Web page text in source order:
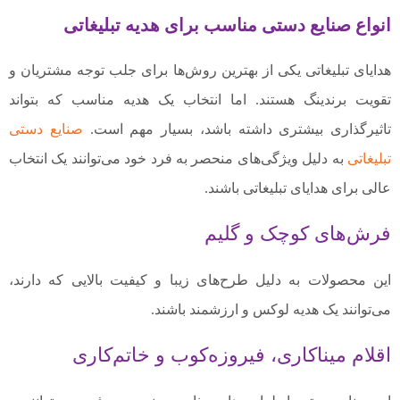
انواع صنایع دستی مناسب برای هدیه تبلیغاتی
هدایای تبلیغاتی یکی از بهترین روش‌ها برای جلب توجه مشتریان و
تقویت برندینگ هستند. اما انتخاب یک هدیه مناسب که بتواند
تاثیرگذاری بیشتری داشته باشد، بسیار مهم است. صنایع دستی
تبلیغاتی به دلیل ویژگی‌های منحصر به فرد خود می‌توانند یک انتخاب
عالی برای هدایای تبلیغاتی باشند.
فرش‌های کوچک و گلیم
این محصولات به دلیل طرح‌های زیبا و کیفیت بالایی که دارند،
می‌توانند یک هدیه لوکس و ارزشمند باشند.
اقلام میناکاری، فیروزه‌کوب و خاتم‌کاری